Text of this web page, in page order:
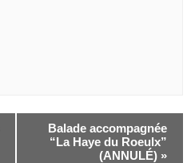
Balade accompagnée
“La Haye du Roeulx”
(ANNULÉ) »